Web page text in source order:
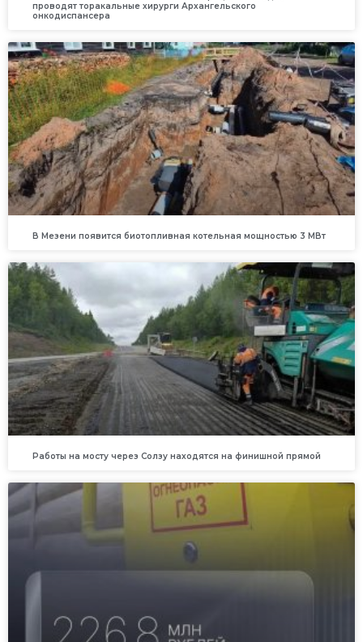
проводят торакальные хирурги Архангельского
онкодиспансера
В Мезени появится биотопливная котельная мощностью 3 МВт
Работы на мосту через Солзу находятся на финишной прямой